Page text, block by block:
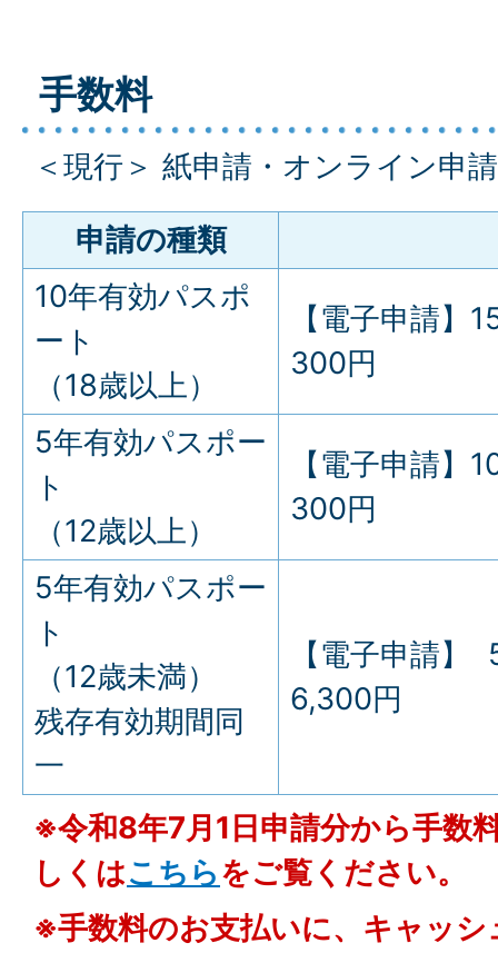
手数料
＜現行＞ 紙申請・オンライン申請
申請の種類
10年有効パスポ
ート
（18歳以上）
【電子申請】
300円
5年有効パスポー
ト
（12歳以上）
【電子申請】
300円
5年有効パスポー
ト
（12歳未満）
残存有効期間同
一
【電子申請
6,300円
※令和8年7月1日申請分から手数
しくはこちらをご覧ください。
※手数料のお支払いに、キャッ